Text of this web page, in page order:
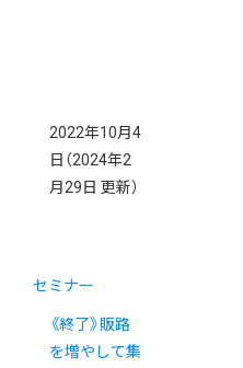
2022年10月4
日 （2024年2
月29日 更新）
セミナー
《終了》販路
を増やして集